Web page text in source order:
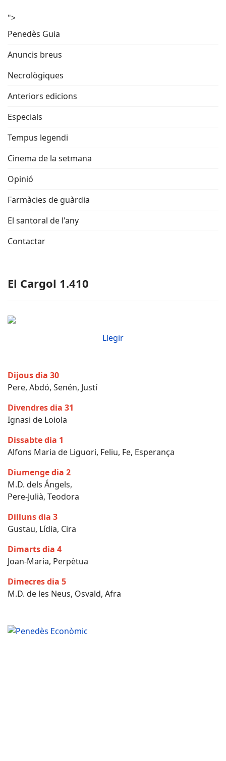
">
Penedès Guia
Anuncis breus
Necrològiques
Anteriors edicions
Especials
Tempus legendi
Cinema de la setmana
Opinió
Farmàcies de guàrdia
El santoral de l'any
Contactar
El Cargol 1.410
Llegir
Dijous dia 30
Pere, Abdó, Senén, Justí
Divendres dia 31
Ignasi de Loiola
Dissabte dia 1
Alfons Maria de Liguori, Feliu, Fe, Esperança
Diumenge dia 2
M.D. dels Ángels,
Pere-Julià, Teodora
Dilluns dia 3
Gustau, Lídia, Cira
Dimarts dia 4
Joan-Maria, Perpètua
Dimecres dia 5
M.D. de les Neus, Osvald, Afra